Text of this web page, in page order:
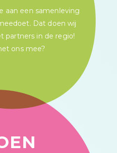
aan een samenleving
Dat doen wij
partners in de regio!
ons mee?